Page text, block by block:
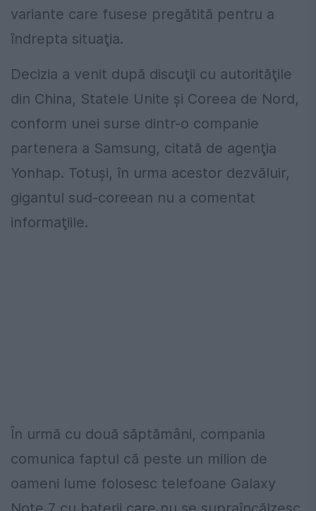
variante care fusese pregătită pentru a
îndrepta situaţia.
Decizia a venit după discuţii cu autorităţile
din China, Statele Unite şi Coreea de Nord,
conform unei surse dintr-o companie
partenera a Samsung, citată de agenţia
Yonhap. Totuşi, în urma acestor dezvăluir,
gigantul sud-coreean nu a comentat
informaţiile.
În urmă cu două săptămâni, compania
comunica faptul că peste un milion de
oameni lume folosesc telefoane Galaxy